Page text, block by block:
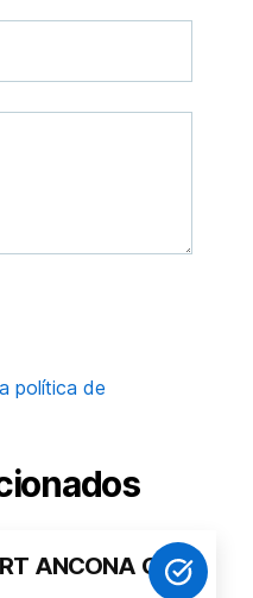
política de
ANCONA GRIS